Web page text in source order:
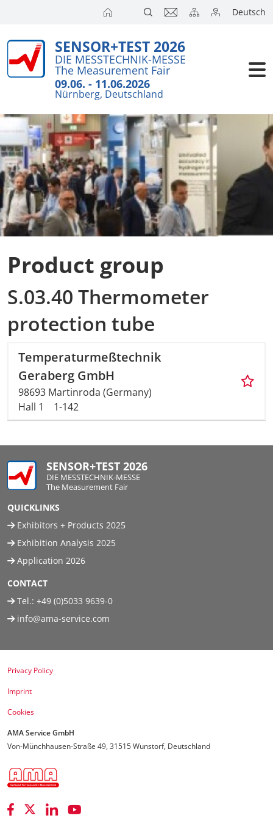
Deutsch
SENSOR+TEST 2026
DIE MESSTECHNIK-MESSE
The Measurement Fair
09.06. - 11.06.2026
Nürnberg, Deutschland
Product group
S.03.40 Thermometer
protection tube
Temperaturmeßtechnik
Geraberg GmbH
98693 Martinroda (Germany)
Hall 1
1-142
SENSOR+TEST 2026
DIE MESSTECHNIK-MESSE
The Measurement Fair
QUICKLINKS
Exhibitors + Products 2025
Exhibition Analysis 2025
Application 2026
CONTACT
Tel.: +49 (0)5033 9639-0
info@ama-service.com
Privacy Policy
Imprint
Cookies
AMA Service GmbH
Von-Münchhausen-Straße 49, 31515 Wunstorf, Deutschland
Visitors